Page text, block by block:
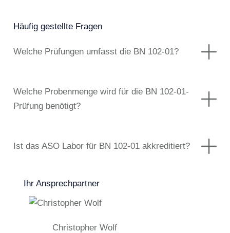
Häufig gestellte Fragen
Welche Prüfungen umfasst die BN 102-01?
Welche Probenmenge wird für die BN 102-01-
Prüfung benötigt?
Ist das ASO Labor für BN 102-01 akkreditiert?
Ihr Ansprechpartner
Christopher Wolf